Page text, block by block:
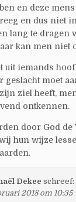
en deze
en dus niet
lang te dragen
kan men niet
uit iemands
geslacht moet
ziel heeft,
ontkennen.
door God de
hun wijze
Dekee schreef:
2018 om 10:35